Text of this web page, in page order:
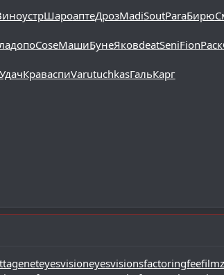
устрШароаптеДрозMadiSoutParaБирю
допоCoseМашиБунеЯковdeatSeniFionРаск
УдачКраваспиVarutuchkasГальКарг
eyesvisioneyesvisionsfactoringfee